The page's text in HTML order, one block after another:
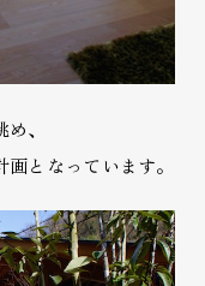
、
となっています。